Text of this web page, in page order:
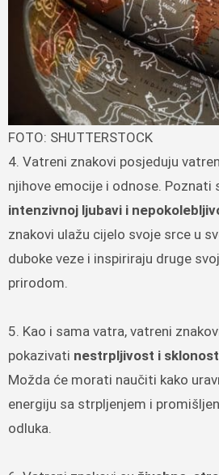
FOTO: SHUTTERSTOCK
4. Vatreni znakovi posjeduju
njihove emocije i odnose. Poznati
intenzivnoj ljubavi i
znakovi ulažu cijelo svoje srce u
duboke veze i inspiriraju druge
prirodom.
5. Kao i sama vatra, vatreni
pokazivati ​​ nestrpljivost i
Možda će morati naučiti kako
energiju sa strpljenjem i
odluka.